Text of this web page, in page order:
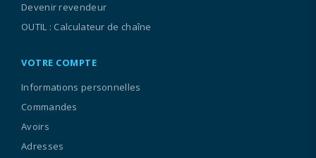
Devenir revendeur
OUTIL : Calculateur de chaîne
VOTRE COMPTE
Informations personnelles
Commandes
Avoirs
Adresses